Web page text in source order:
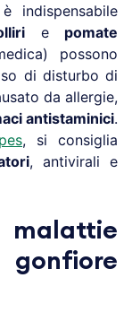
è indispensabile
e pomate
possono
di disturbo di
da allergie,
antistaminici.
, si consiglia
, antivirali e